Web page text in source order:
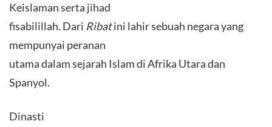
Keislaman serta jihad
fisabilillah. Dari Ribatini lahir sebuah negara yang
mempunyai peranan
utama dalam sejarah Islam di Afrika Utara dan
Spanyol.
Dinasti